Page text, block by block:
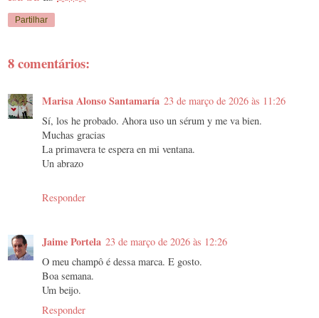
Partilhar
8 comentários:
Marisa Alonso Santamaría 23 de março de 2026 às 11:26
Sí, los he probado. Ahora uso un sérum y me va bien.
Muchas gracias
La primavera te espera en mi ventana.
Un abrazo
Responder
Jaime Portela 23 de março de 2026 às 12:26
O meu champô é dessa marca. E gosto.
Boa semana.
Um beijo.
Responder